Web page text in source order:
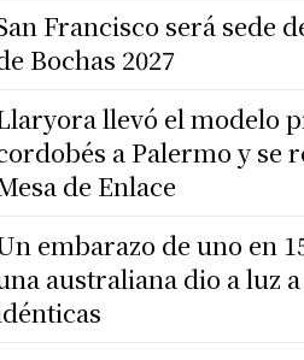
Francisco será sede
Bochas 2027
llevó el modelo
a Palermo y se
de Enlace
embarazo de uno en
australiana dio a luz